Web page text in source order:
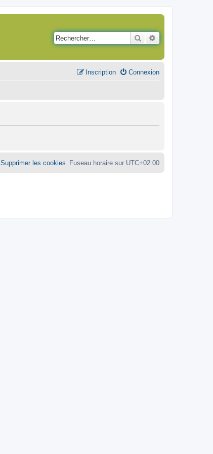
Rechercher
Connexion
Inscription
Fuseau horaire sur UTC+02:00
Supprimer les cookies